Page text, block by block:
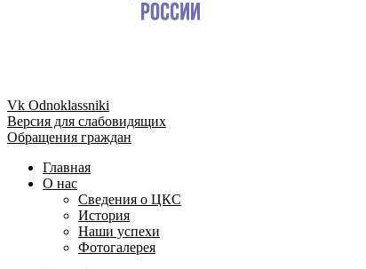
Vk Odnoklassniki
Версия для слабовидящих
Обращения граждан
Главная
О нас
Сведения о ЦКС
История
Наши успехи
Фотогалерея